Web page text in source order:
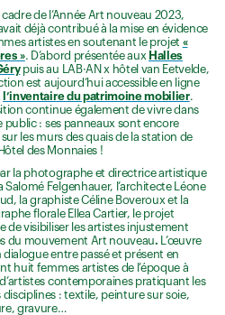
cadre de l’Année Art nouveau 2023,
déjà contribué à la mise en évidence
artistes en soutenant le projet «
». D’abord présentée aux Halles
puis au LAB·AN x hôtel van Eetvelde,
est aujourd’hui accessible en ligne
l’inventaire du patrimoine mobilier.
continue également de vivre dans
public : ses panneaux sont encore
sur les murs des quais de la station de
des Monnaies !
la photographe et directrice artistique
Salomé Felgenhauer, l’architecte Léone
la graphiste Céline Boveroux et la
florale Ellea Cartier, le projet
de visibiliser les artistes injustement
du mouvement Art nouveau.
L’œuvre
dialogue entre passé et présent en
huit femmes artistes de l’époque à
contemporaines pratiquant les
disciplines : textile, peinture sur soie,
gravure…